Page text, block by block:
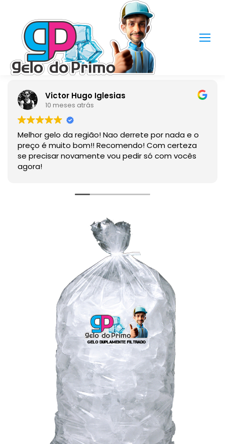
Victor Hugo Iglesias
10 meses atrás
Melhor gelo da região! Nao derrete por nada e o
preço é muito bom!! Recomendo! Com certeza
se precisar novamente vou pedir só com vocês
agora!